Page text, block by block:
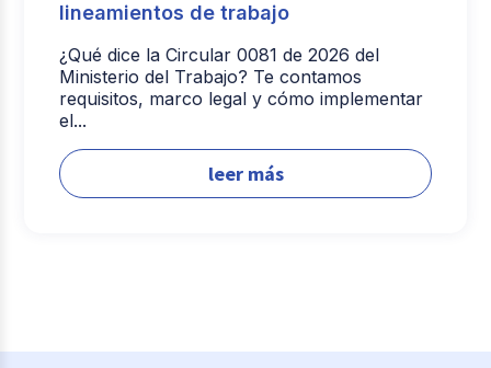
lineamientos de trabajo
¿Qué dice la Circular 0081 de 2026 del
Ministerio del Trabajo? Te contamos
requisitos, marco legal y cómo implementar
el...
leer más